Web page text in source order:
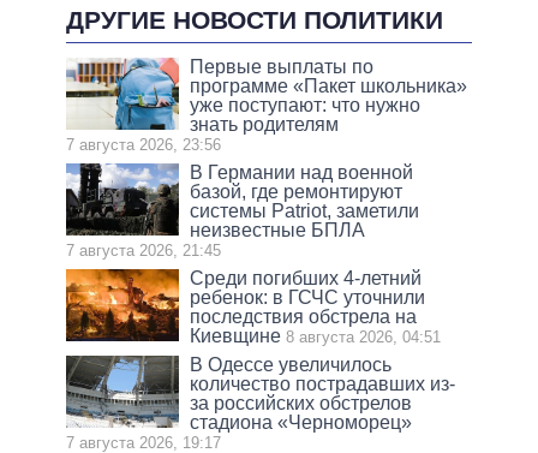
ДРУГИЕ НОВОСТИ ПОЛИТИКИ
Первые выплаты по
программе «Пакет школьника»
уже поступают: что нужно
знать родителям
7 августа 2026, 23:56
В Германии над военной
базой, где ремонтируют
системы Patriot, заметили
неизвестные БПЛА
7 августа 2026, 21:45
Среди погибших 4-летний
ребенок: в ГСЧС уточнили
последствия обстрела на
Киевщине 8 августа 2026, 04:51
В Одессе увеличилось
количество пострадавших из-
за российских обстрелов
стадиона «Черноморец»
7 августа 2026, 19:17